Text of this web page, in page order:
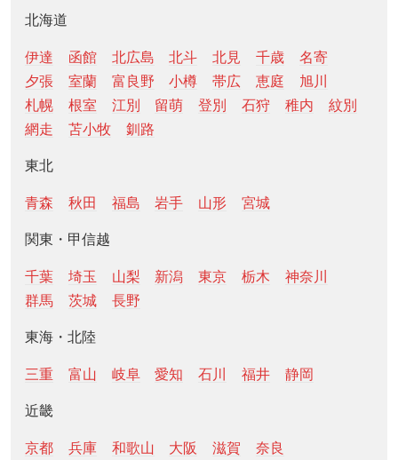
北海道
伊達 函館 北広島 北斗 北見 千歳
名寄
夕張
室蘭 富良野 小樽 帯広 恵庭
旭川
札幌
根室 江別 留萌 登別 石狩 稚内
紋別
網走
苫小牧 釧路
東北
青森 秋田 福島 岩手 山形 宮城
関東・甲信越
千葉 埼玉 山梨 新潟 東京 栃木
神奈川
群馬
茨城 長野
東海・北陸
三重 富山 岐阜 愛知 石川 福井 静岡
近畿
京都 兵庫 和歌山 大阪 滋賀 奈良